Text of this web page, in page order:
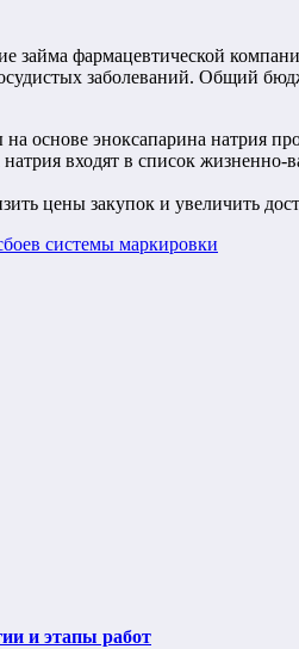
фармацевтической
заболеваний. Общий
эноксапарина натрия
входят в список
цены закупок и увеличить
системы маркировки
и этапы работ